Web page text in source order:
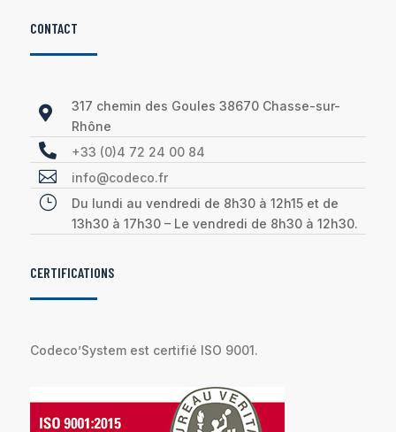
CONTACT

317 chemin des Goules 38670 Chasse-sur-
Rhône
 +33 (0)4 72 24 00 84
 info@codeco.fr
}
Du lundi au vendredi de 8h30 à 12h15 et de
13h30 à 17h30 – Le vendredi de 8h30 à 12h30.
CERTIFICATIONS
Codeco’System est certifié ISO 9001.